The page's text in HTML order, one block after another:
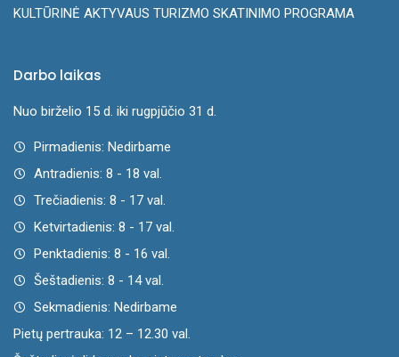
KULTŪRINĖ AKTYVAUS TURIZMO SKATINIMO PROGRAMA
Darbo laikas
Nuo birželio 15 d. iki rugpjūčio 31 d.
Pirmadienis: Nedirbame
Antradienis: 8 - 18 val.
Trečiadienis: 8 - 17 val.
Ketvirtadienis: 8 - 17 val.
Penktadienis: 8 - 16 val.
Šeštadienis: 8 - 14 val.
Sekmadienis: Nedirbame
Pietų pertrauka: 12 – 12.30 val.